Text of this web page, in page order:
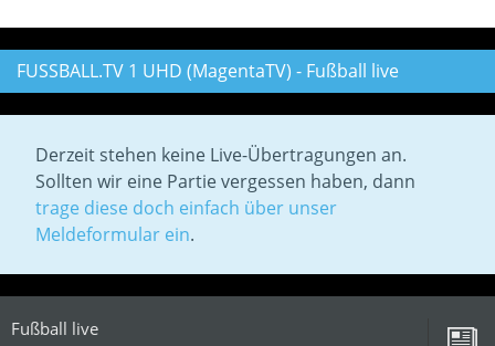
FUSSBALL.TV 1 UHD (MagentaTV) - Fußball live
Derzeit stehen keine Live-Übertragungen an.
Sollten wir eine Partie vergessen haben, dann
trage diese doch einfach über unser
Meldeformular ein.
Fußball live